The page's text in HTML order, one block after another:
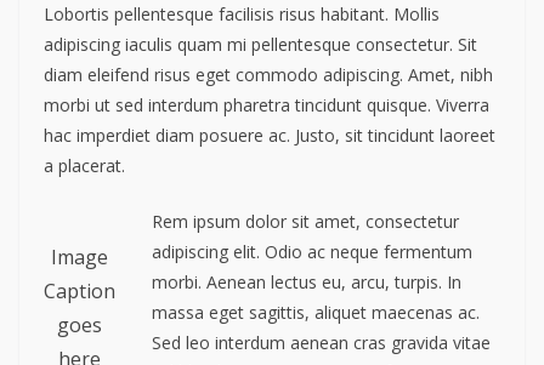
Lobortis pellentesque facilisis risus habitant. Mollis
adipiscing iaculis quam mi pellentesque consectetur. Sit
diam eleifend risus eget commodo adipiscing. Amet, nibh
morbi ut sed interdum pharetra tincidunt quisque. Viverra
hac imperdiet diam posuere ac. Justo, sit tincidunt laoreet
a placerat.
Image
Caption
goes
here
Rem ipsum dolor sit amet, consectetur
adipiscing elit. Odio ac neque fermentum
morbi. Aenean lectus eu, arcu, turpis. In
massa eget sagittis, aliquet maecenas ac.
Sed leo interdum aenean cras gravida vitae